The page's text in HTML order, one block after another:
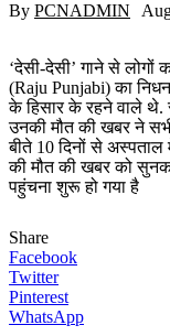
By PCNADMIN
‘देसी-देसी’ गाने से लोगों
(Raju Punjabi) का
के हिसार के रहने वाले थे.
उनकी मौत की खबर ने
बीते 10 दिनों से अस्पताल
की मौत की खबर को
पहुंचना शुरू हो गया है
Share
Facebook
Twitter
Pinterest
WhatsApp